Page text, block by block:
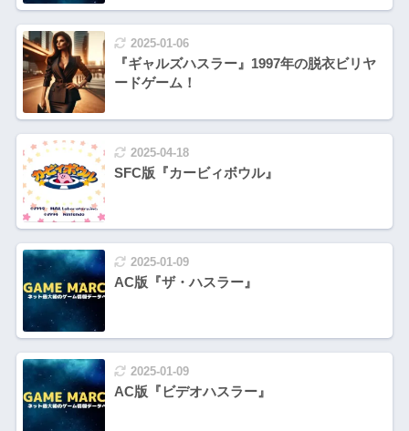
2025-01-06
『ギャルズハスラー』1997年の脱衣ビリヤ
ードゲーム！
2025-04-18
SFC版『カービィボウル』
2025-01-09
AC版『ザ・ハスラー』
2025-01-09
AC版『ビデオハスラー』